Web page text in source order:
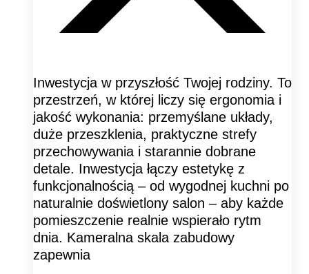
Inwestycja w przyszłość Twojej rodziny. To
przestrzeń, w której liczy się ergonomia i
jakość wykonania: przemyślane układy,
duże przeszklenia, praktyczne strefy
przechowywania i starannie dobrane
detale. Inwestycja łączy estetykę z
funkcjonalnością – od wygodnej kuchni po
naturalnie doświetlony salon – aby każde
pomieszczenie realnie wspierało rytm
dnia. Kameralna skala zabudowy
zapewnia